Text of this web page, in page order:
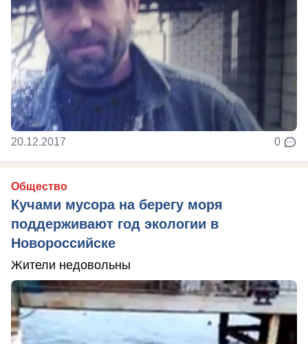
20.12.2017 0
Общество
Кучами мусора на берегу моря
поддерживают год экологии в
Новороссийске
Жители недовольны